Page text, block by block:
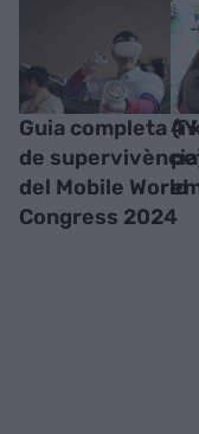
Guia completa (i
de
del Mobile World
Congress 2024